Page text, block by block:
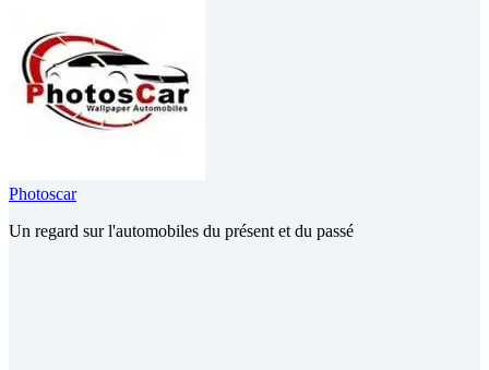
Photoscar
Un regard sur l'automobiles du présent et du passé